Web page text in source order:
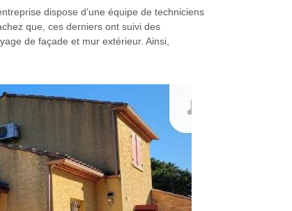
dispose d’une équipe de techniciens
que, ces derniers ont suivi des
de façade et mur extérieur. Ainsi,